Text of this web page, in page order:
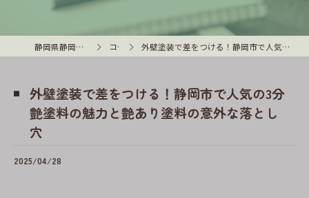
静岡県静岡市の外壁塗装はMyC コラム 外壁塗装で差をつける！静岡市で人気の3分艶塗料の魅力と艶あり塗料の意外な落とし穴
外壁塗装で差をつける！静岡市で人気の3分
艶塗料の魅力と艶あり塗料の意外な落とし
穴
2025/04/28